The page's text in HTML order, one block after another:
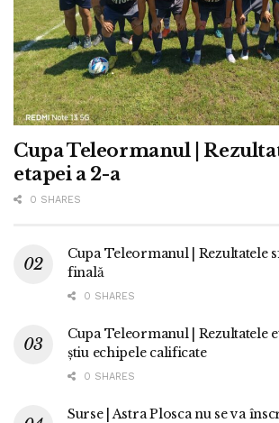
Cupa Teleormanul |
etapei a 2-a
0 SHARES
Cupa Teleormanul | Rezultatele
finală
0 SHARES
Cupa Teleormanul | Rezultatele
știu echipele calificate
0 SHARES
Surse | Astra Plosca nu se va